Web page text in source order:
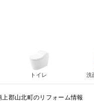
上郡山北町のリフォーム情報
トイレ 洗